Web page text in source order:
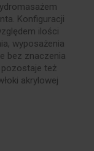
Konfiguracji
ilości
wyposażenia
bez znaczenia
też
akrylowej